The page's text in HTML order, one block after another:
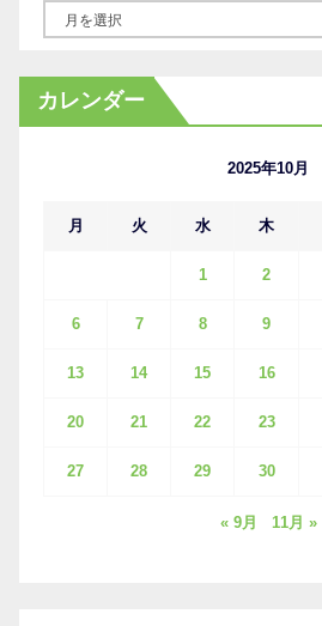
カ
イ
カレンダー
2025年10月
月 火 水 木
1 2
6 7 8 9
13 14 15 16
20 21 22 23
27 28 29 30
« 9月 11月 »